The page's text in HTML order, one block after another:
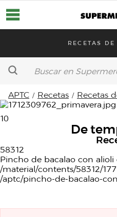
Aptc
ECO
Nuestras marcas
RECETAS
APTC Recetas Recetas
10
De
58312
Pincho de bacalao con
/material/contents/58312/
/aptc/pincho-de-bacalao-